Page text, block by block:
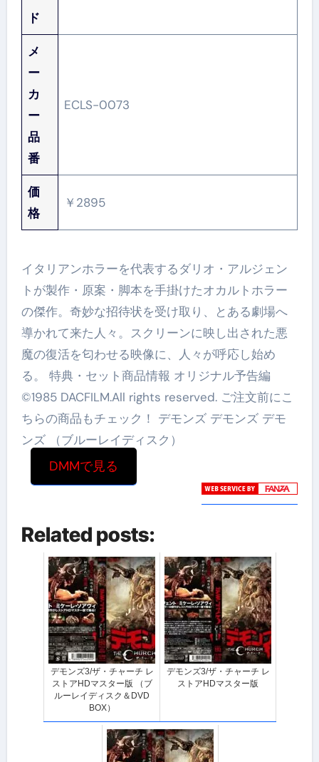
ド
メ
ー
カ
ー
品
番
ECLS-0073
価
格
￥2895
イタリアンホラーを代表するダリオ・アルジェン
トが製作・原案・脚本を手掛けたオカルトホラー
の傑作。奇妙な招待状を受け取り、とある劇場へ
導かれて来た人々。スクリーンに映し出された悪
魔の復活を匂わせる映像に、人々が呼応し始め
る。 特典・セット商品情報 オリジナル予告編
©1985 DACFILM.All rights reserved. ご注文前にこ
ちらの商品もチェック！ デモンズ デモンズ デモ
ンズ （ブルーレイディスク）
DMMで見る
Related posts:
デモンズ3/ザ・チャーチ レ
ストアHDマスター版 （ブ
ルーレイディスク＆DVD
BOX）
デモンズ3/ザ・チャーチ レ
ストアHDマスター版